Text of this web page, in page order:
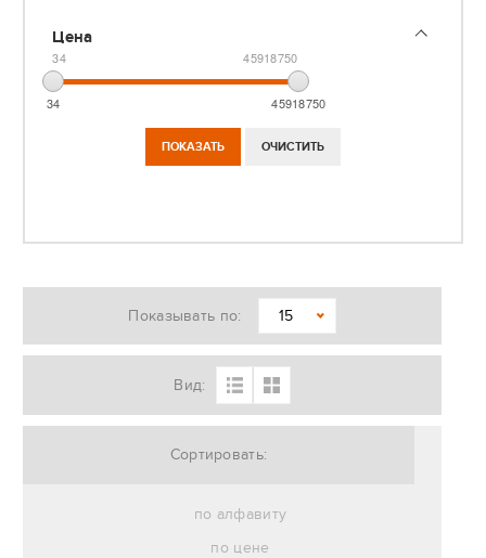
Цена
34 45918750
34 45918750
Показывать по: 15
Вид:
Сортировать:
по алфавиту
по цене